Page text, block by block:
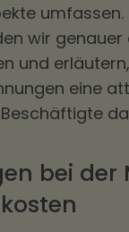
umfassen.
wir
und
eine
bei der